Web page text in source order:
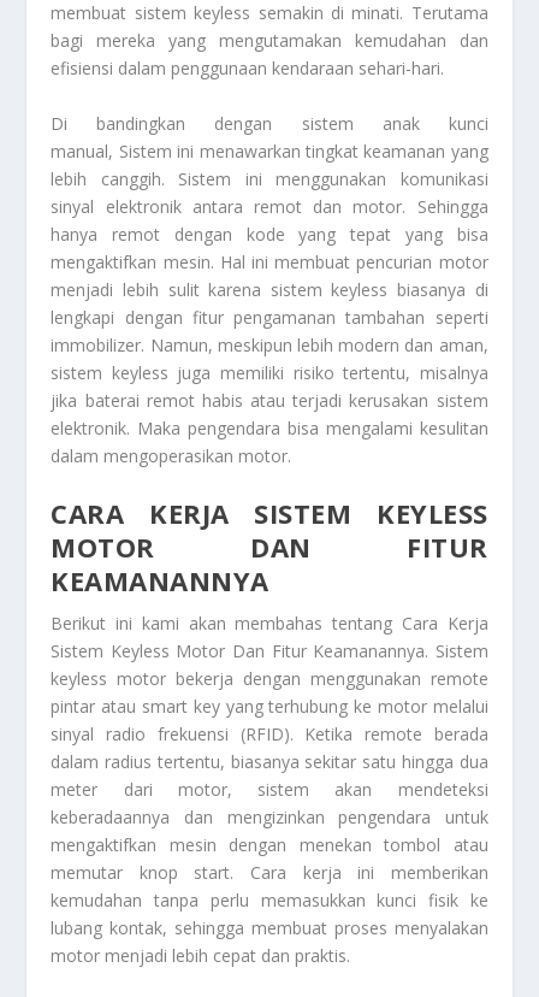
membuat sistem keyless semakin di minati. Terutama
bagi mereka yang mengutamakan kemudahan dan
efisiensi dalam penggunaan kendaraan sehari-hari.
Di bandingkan dengan sistem anak kunci
manual, Sistem ini menawarkan tingkat keamanan yang
lebih canggih. Sistem ini menggunakan komunikasi
sinyal elektronik antara remot dan motor. Sehingga
hanya remot dengan kode yang tepat yang bisa
mengaktifkan mesin. Hal ini membuat pencurian motor
menjadi lebih sulit karena sistem keyless biasanya di
lengkapi dengan fitur pengamanan tambahan seperti
immobilizer. Namun, meskipun lebih modern dan aman,
sistem keyless juga memiliki risiko tertentu, misalnya
jika baterai remot habis atau terjadi kerusakan sistem
elektronik. Maka pengendara bisa mengalami kesulitan
dalam mengoperasikan motor.
CARA KERJA SISTEM KEYLESS
MOTOR DAN FITUR
KEAMANANNYA
Berikut ini kami akan membahas tentang Cara Kerja
Sistem Keyless Motor Dan Fitur Keamanannya. Sistem
keyless motor bekerja dengan menggunakan remote
pintar atau smart key yang terhubung ke motor melalui
sinyal radio frekuensi (RFID). Ketika remote berada
dalam radius tertentu, biasanya sekitar satu hingga dua
meter dari motor, sistem akan mendeteksi
keberadaannya dan mengizinkan pengendara untuk
mengaktifkan mesin dengan menekan tombol atau
memutar knop start. Cara kerja ini memberikan
kemudahan tanpa perlu memasukkan kunci fisik ke
lubang kontak, sehingga membuat proses menyalakan
motor menjadi lebih cepat dan praktis.